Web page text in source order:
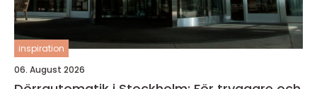
inspiration
06. August 2026